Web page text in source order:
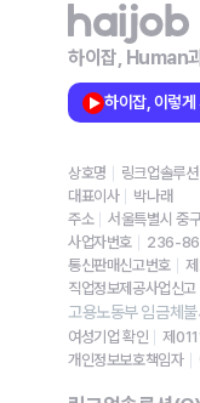
하이잡, Human
하이잡, 이렇
상호명
링크업솔루
대표이사
박나래
주소
서울특별시 중
사업자번호
236-
통신판매신고번호
직업정보제공사업신고
고용노동부 임금체
여성기업 확인
제
개인정보보호책임자